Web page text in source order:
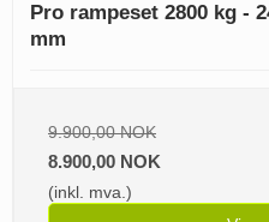
Pro rampeset 2800 kg -
mm
9.900,00 NOK
8.900,00 NOK
(inkl. mva.)